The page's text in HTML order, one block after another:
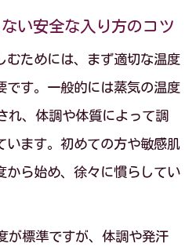
い安全な入り方のコツ
むためには、まず適切な温度
です。一般的には蒸気の温度
れ、体調や体質によって調
います。初めての方や敏感肌
から始め、徐々に慣らしてい
が標準ですが、体調や発汗